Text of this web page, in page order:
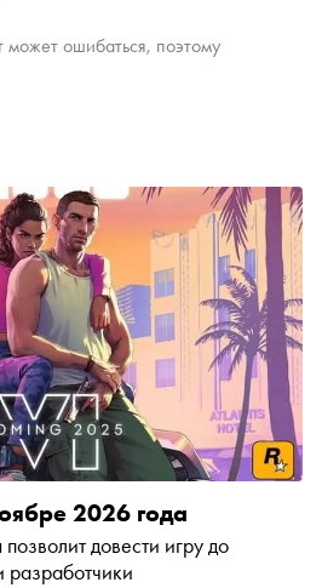
может ошибаться, поэтому
2026 года
довести игру до
разработчики